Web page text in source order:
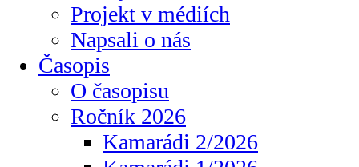
Projekt v médiích
Napsali o nás
Časopis
O časopisu
Ročník 2026
Kamarádi 2/2026